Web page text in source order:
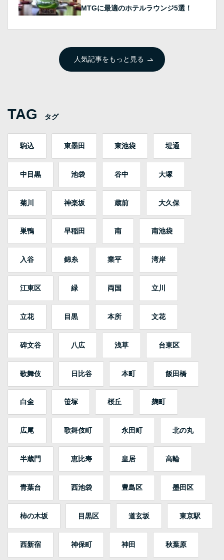
MTGに最適のホテルラウンジ5選！
人気記事をもっと見る
TAG タグ
駒込 東墨田 東池袋 堤通
中目黒 池袋 谷中 大塚
菊川 神楽坂 蔵前 大久保
巣鴨 早稲田 南 南池袋
入谷 錦糸 業平 湾岸
江東区 緑 両国 立川
立花 目黒 本所 文花
碑文谷 八広 浅草 台東区
歌舞伎 日比谷 本町 飯田橋
白金 笹塚 桜丘 麹町
広尾 歌舞伎町 永田町 北の丸
半蔵門 恵比寿 皇居 高輪
青葉台 西池袋 豊島区 墨田区
柿の木坂 目黒区 道玄坂 東京駅
西新宿 神保町 神田 秋葉原